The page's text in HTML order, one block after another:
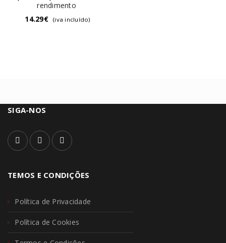
rendimento
14.29€ (iva incluído)
SIGA-NOS
TEMOS E CONDIÇÕES
Política de Privacidade
Política de Cookies